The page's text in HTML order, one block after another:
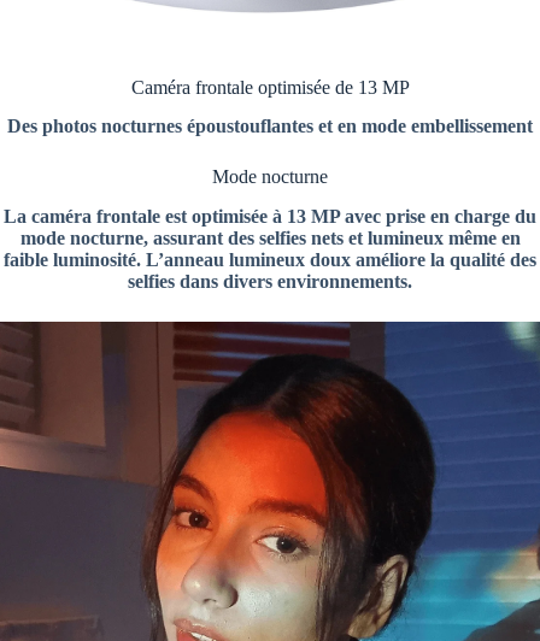
Caméra frontale optimisée de 13 MP
Des photos nocturnes époustouflantes et en mode embellissement
Mode nocturne
La caméra frontale est optimisée à 13 MP avec prise en charge du
mode nocturne, assurant des selfies nets et lumineux même en
faible luminosité. L’anneau lumineux doux améliore la qualité des
selfies dans divers environnements.